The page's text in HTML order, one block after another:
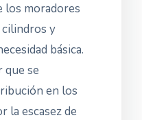
los moradores
cilindros y
básica.
que se
en los
la escasez de